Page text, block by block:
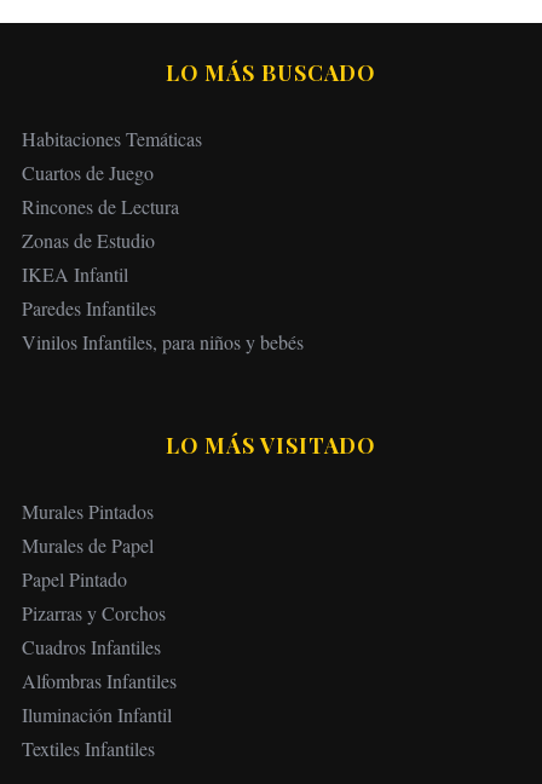
LO MÁS BUSCADO
Habitaciones Temáticas
Cuartos de Juego
Rincones de Lectura
Zonas de Estudio
IKEA Infantil
Paredes Infantiles
Vinilos Infantiles, para niños y bebés
LO MÁS VISITADO
Murales Pintados
Murales de Papel
Papel Pintado
Pizarras y Corchos
Cuadros Infantiles
Alfombras Infantiles
Iluminación Infantil
Textiles Infantiles